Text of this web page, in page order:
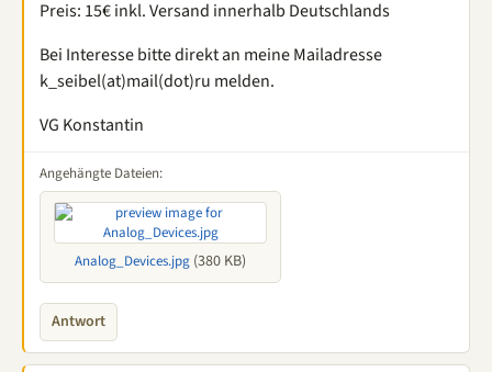
Preis: 15€ inkl. Versand innerhalb Deutschlands
Bei Interesse bitte direkt an meine Mailadresse
k_seibel(at)mail(dot)ru melden.
VG Konstantin
Angehängte Dateien:
Analog_Devices.jpg (380 KB)
Antwort